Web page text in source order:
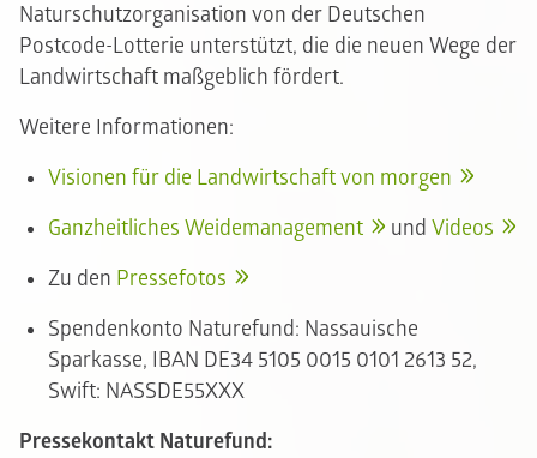
Naturschutzorganisation von der Deutschen
Postcode-Lotterie unterstützt, die die neuen Wege der
Landwirtschaft maßgeblich fördert.
Weitere Informationen:
Visionen für die Landwirtschaft von morgen
Ganzheitliches Weidemanagement
und Videos
Zu den Pressefotos
Spendenkonto Naturefund: Nassauische
Sparkasse, IBAN DE34 5105 0015 0101 2613 52,
Swift: NASSDE55XXX
Pressekontakt Naturefund: